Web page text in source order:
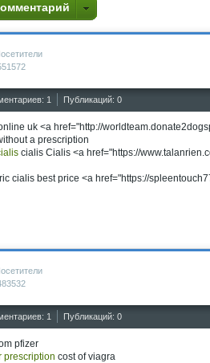
1 Публикаций: 0
uk <a href="http://
a prescription
cialis Cialis <a href="https://
cialis best price <a href="https://
1 Публикаций: 0
pfizer
prescription cost of viagra